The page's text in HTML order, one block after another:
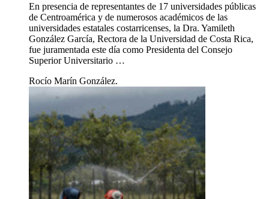
En presencia de representantes de 17 universidades públicas
de Centroamérica y de numerosos académicos de las
universidades estatales costarricenses, la Dra. Yamileth
González García, Rectora de la Universidad de Costa Rica,
fue juramentada este día como Presidenta del Consejo
Superior Universitario …
Rocío Marín González.